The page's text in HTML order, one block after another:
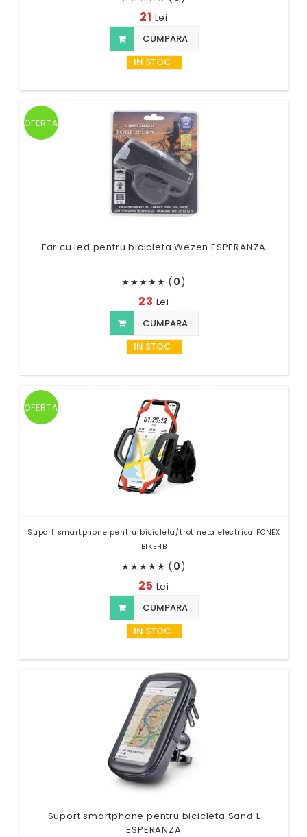
21 Lei
CUMPARA
IN STOC
OFERTA
Far cu led pentru bicicleta Wezen ESPERANZA
★★★★★ (0)
23 Lei
CUMPARA
IN STOC
OFERTA
Suport smartphone pentru bicicleta/trotineta electrica FONEX
BIKEHB
★★★★★ (0)
25 Lei
CUMPARA
IN STOC
Suport smartphone pentru bicicleta Sand L
ESPERANZA